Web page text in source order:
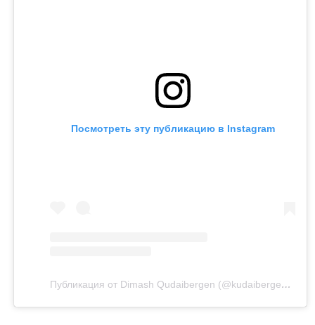
Посмотреть эту публикацию в Instagram
Публикация от Dimash Qudaibergen (@kudaibergenov.dimash)